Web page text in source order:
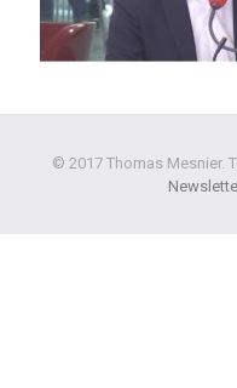
© 2017 Thomas Mesnier.